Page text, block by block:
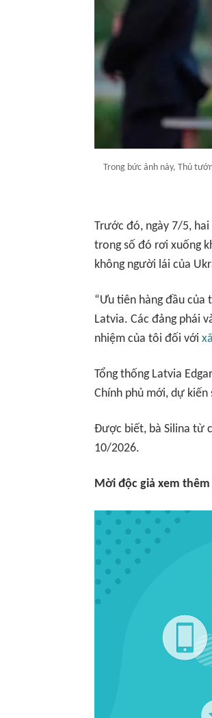
Trong bức ảnh này, Thủ
Trước đó, ngày 7/5,
trong số đó rơi xuống
không người lái của
“Ưu tiên hàng đầu của
Latvia. Các đảng phái
nhiệm của tôi đối với
Tổng thống Latvia
Chính phủ mới, dự
Được biết, bà Silina từ
10/2026.
Mời độc giả xem